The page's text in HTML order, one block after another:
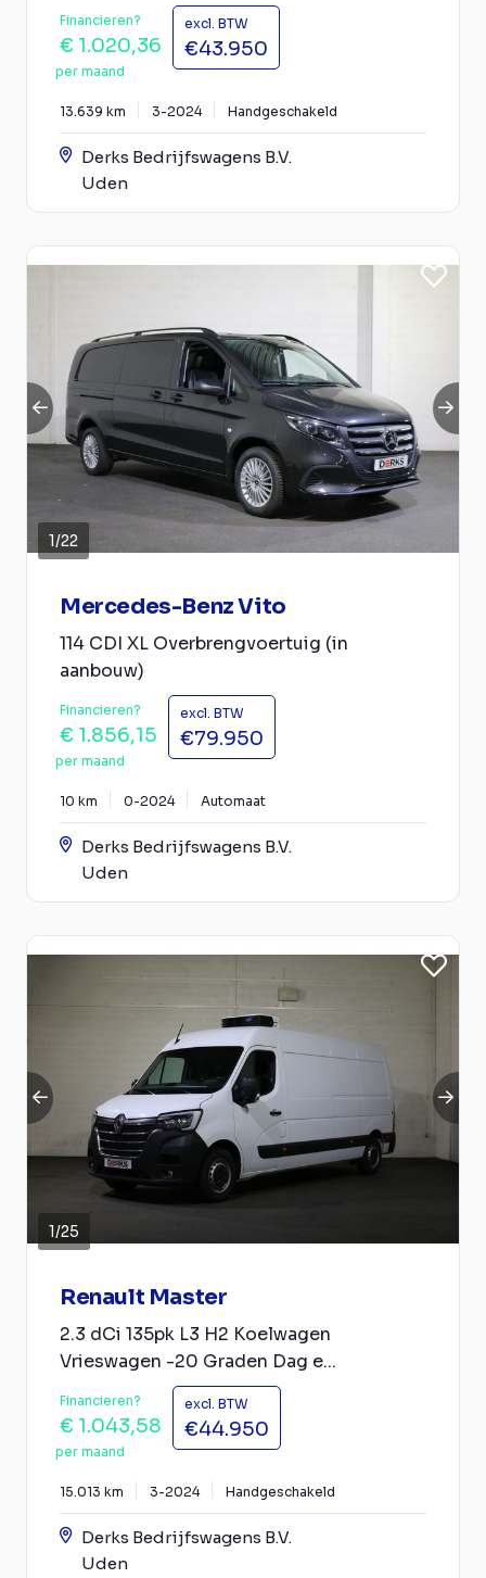
Financieren?
€ 1.020,36
per maand
excl. BTW
€43.950
13.639 km 3-2024 Handgeschakeld
Derks Bedrijfswagens B.V.
Uden
1/22
Mercedes-Benz Vito
114 CDI XL Overbrengvoertuig (in
aanbouw)
Financieren?
€ 1.856,15
per maand
excl. BTW
€79.950
10 km 0-2024 Automaat
Derks Bedrijfswagens B.V.
Uden
1/25
Renault Master
2.3 dCi 135pk L3 H2 Koelwagen
Vrieswagen -20 Graden Dag e...
Financieren?
€ 1.043,58
per maand
excl. BTW
€44.950
15.013 km 3-2024 Handgeschakeld
Derks Bedrijfswagens B.V.
Uden